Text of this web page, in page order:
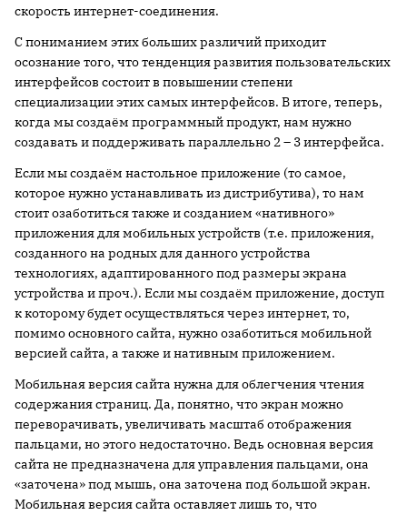
скорость интернет-соединения.
С пониманием этих больших различий приходит
осознание того, что тенденция развития пользовательских
интерфейсов состоит в повышении степени
специализации этих самых интерфейсов. В итоге, теперь,
когда мы создаём программный продукт, нам нужно
создавать и поддерживать параллельно 2 – 3 интерфейса.
Если мы создаём настольное приложение (то самое,
которое нужно устанавливать из дистрибутива), то нам
стоит озаботиться также и созданием «нативного»
приложения для мобильных устройств (т.е. приложения,
созданного на родных для данного устройства
технологиях, адаптированного под размеры экрана
устройства и проч.). Если мы создаём приложение, доступ
к которому будет осуществляться через интернет, то,
помимо основного сайта, нужно озаботиться мобильной
версией сайта, а также и нативным приложением.
Мобильная версия сайта нужна для облегчения чтения
содержания страниц. Да, понятно, что экран можно
переворачивать, увеличивать масштаб отображения
пальцами, но этого недостаточно. Ведь основная версия
сайта не предназначена для управления пальцами, она
«заточена» под мышь, она заточена под большой экран.
Мобильная версия сайта оставляет лишь то, что